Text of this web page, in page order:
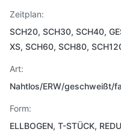
Zeitplan:
SCH20, SCH30, SCH40,
XS, SCH60, SCH80,
Art:
Nahtlos/ERW/geschweißt/
Form:
ELLBOGEN, T-STÜCK,